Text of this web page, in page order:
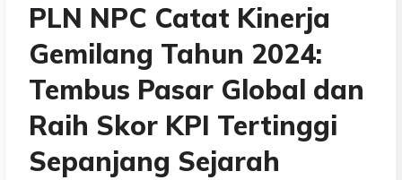
PLN NPC Catat Kinerja
Gemilang Tahun 2024:
Tembus Pasar Global dan
Raih Skor KPI Tertinggi
Sepanjang Sejarah